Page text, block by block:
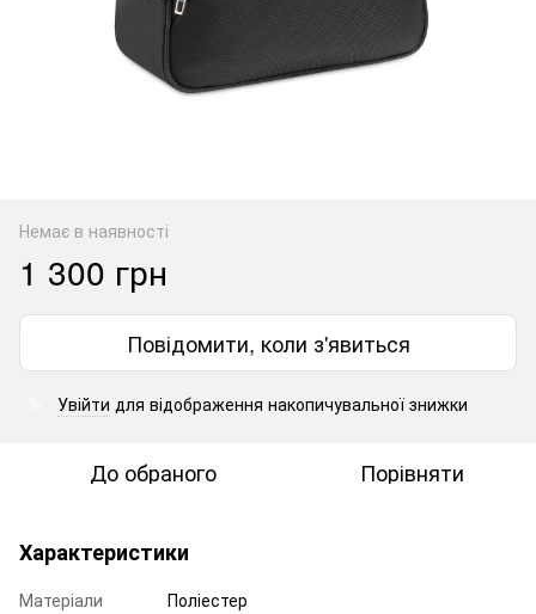
Немає в наявності
1 300 грн
Повідомити, коли з'явиться
Увійти для відображення накопичувальної знижки
До обраного Порівняти
Характеристики
Матеріали
Поліестер